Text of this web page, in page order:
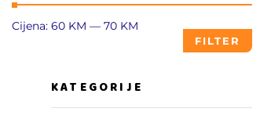
FILTER
Cijena: 60 KM — 70 KM
KATEGORIJE